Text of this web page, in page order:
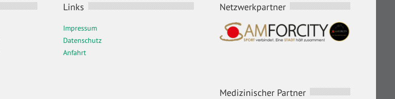
Links
Impressum
Datenschutz
Anfahrt
Netzwerkpartner
Medizinischer Partner